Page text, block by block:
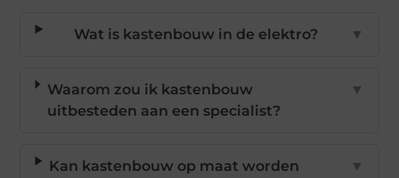
Wat is kastenbouw in de elektro? ▼
Waarom zou ik kastenbouw
uitbesteden aan een specialist?
▼
Kan kastenbouw op maat worden
▼